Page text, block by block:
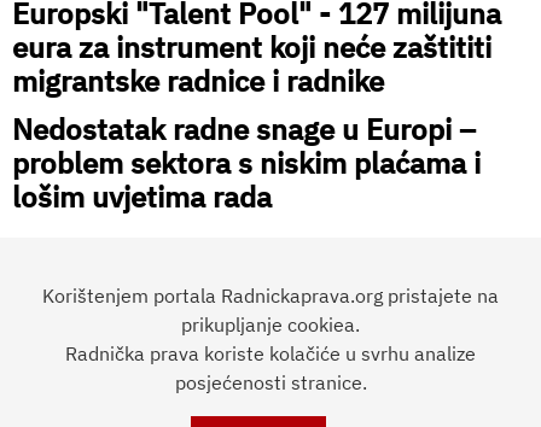
Europski "Talent Pool" - 127 milijuna
eura za instrument koji neće zaštititi
migrantske radnice i radnike
Nedostatak radne snage u Europi –
problem sektora s niskim plaćama i
lošim uvjetima rada
Preporučite članak:
Korištenjem portala Radnickaprava.org pristajete na
prikupljanje cookiea.
Radnička prava koriste kolačiće u svrhu analize
posjećenosti stranice.